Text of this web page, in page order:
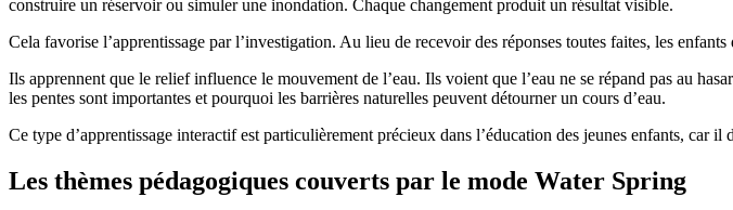
construire un réservoir ou simuler une inondation. Chaque changement produit un résultat visible.
Cela favorise l’apprentissage par l’investigation. Au lieu de recevoir des réponses toutes faites, les
Ils apprennent que le relief influence le mouvement de l’eau. Ils voient que l’eau ne se répand pas au
les pentes sont importantes et pourquoi les barrières naturelles peuvent détourner un cours d’eau.
Ce type d’apprentissage interactif est particulièrement précieux dans l’éducation des jeunes enfants, car
Les thèmes pédagogiques couverts par le mode Water Spring